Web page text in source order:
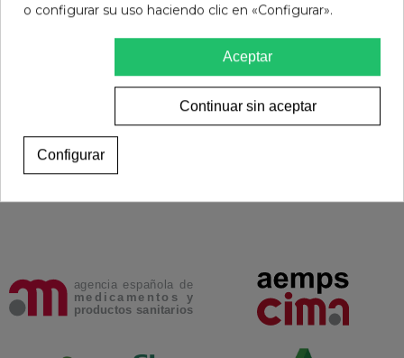
16,95 €
Añadir al carrito
o configurar su uso haciendo clic en «Configurar».
Aceptar
Continuar sin aceptar
Configurar